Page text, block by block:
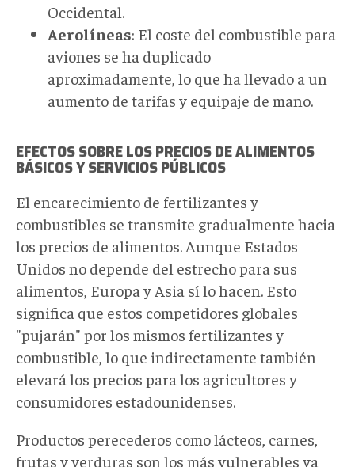
Occidental.
Aerolíneas: El coste del combustible para
aviones se ha duplicado
aproximadamente, lo que ha llevado a un
aumento de tarifas y equipaje de mano.
EFECTOS SOBRE LOS PRECIOS DE ALIMENTOS
BÁSICOS Y SERVICIOS PÚBLICOS
El encarecimiento de fertilizantes y
combustibles se transmite gradualmente hacia
los precios de alimentos. Aunque Estados
Unidos no depende del estrecho para sus
alimentos, Europa y Asia sí lo hacen. Esto
significa que estos competidores globales
"pujarán" por los mismos fertilizantes y
combustible, lo que indirectamente también
elevará los precios para los agricultores y
consumidores estadounidenses.
Productos perecederos como lácteos, carnes,
frutas y verduras son los más vulnerables ya